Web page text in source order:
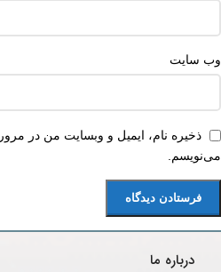
وب‌ سایت
ذخیره نام، ایمیل و وبسایت من در
می‌نویسم.
درباره ما